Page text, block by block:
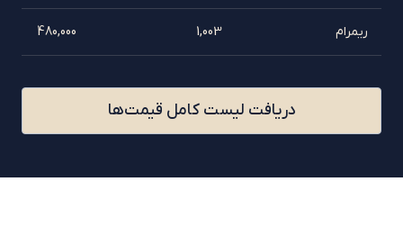
ریمرام 1,003
480,000
دریافت لیست کامل قیمت‌ها